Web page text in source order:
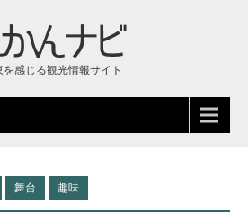
を感じる観光情報サイト
舞台 趣味